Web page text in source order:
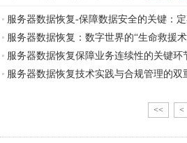
服务器数据恢复-保障数据安全的关键：
服务器数据恢复：数字世界的“生命救援
服务器数据恢复保障业务连续性的关键环
服务器数据恢复技术实践与合规管理的双
<< <